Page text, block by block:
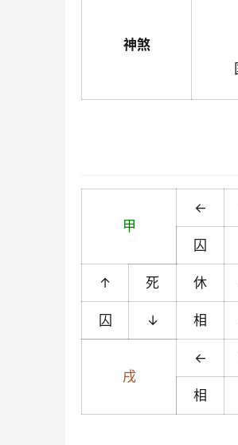
神煞
甲
←
囚
↑ 死 休
囚 ↓ 相
戌
←
相